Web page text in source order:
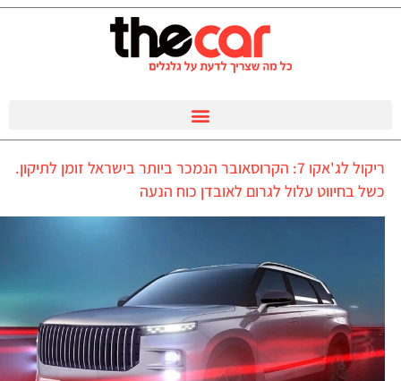
ריקול לג'אקו 7: הקרוסאובר הנמכר ביותר בישראל זומן לתיקון.
כשל בחיווט עלול לגרום לאובדן כוח הנעה